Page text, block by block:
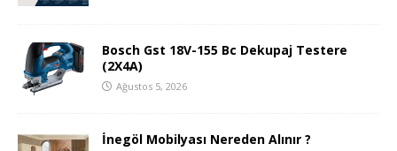
Bosch Gst 18V-155 Bc Dekupaj Testere
(2X4A)
Ağustos 5, 2026
İnegöl Mobilyası Nereden Alınır ?